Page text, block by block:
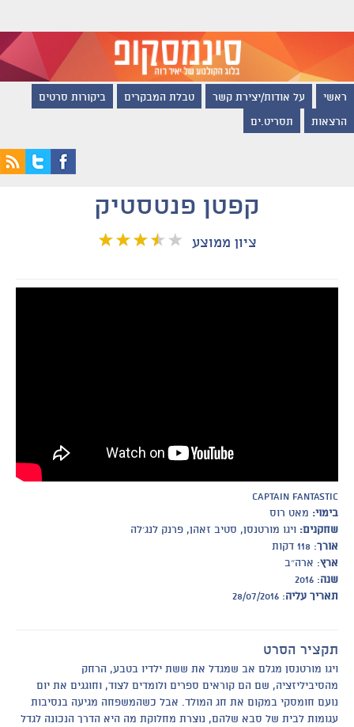
ראשי על אודות/יצירת קשר טבלת המבקרים ביקורות סרטים
הרצאות תסריט.ים
קפטן פנטסטיק
ציון ממוצע
Captain Fantastic
בימוי: מאט רוס
שחקנים: ויגו מורטנסן, סטיב זאהן, פרנק לנג׳לה
אורך: 118 דקות
ארץ: ארה״ב
שנה: 2016
תאריך עליה: 28/07/2016
תקציר הסרט
ויגו מורטנסן מגלם אב שמגדל את ששת ילדיו בטבע, הרחק
מהסיביליזציה, שם הם קוראים ספרים ולומדים לצוד, וחוגגים את יום
נועם חומסקי במקום את חג המולד. אבל כשהמשפחה מגיעה בנסיבות
עגומות לבית של סבא שלהם, נוצרת מחלוקת מה היא הדרך הנכונה לגדל